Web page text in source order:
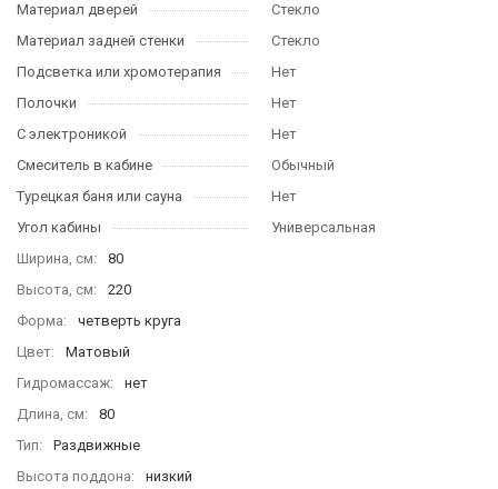
Материал дверей
Стекло
Материал задней стенки
Стекло
Подсветка или хромотерапия
Нет
Полочки
Нет
С электроникой
Нет
Смеситель в кабине
Обычный
Турецкая баня или сауна
Нет
Угол кабины
Универсальная
Ширина, см
80
Высота, см
220
Форма
четверть круга
Цвет
Матовый
Гидромассаж
нет
Длина, см
80
Тип
Раздвижные
Высота поддона
низкий